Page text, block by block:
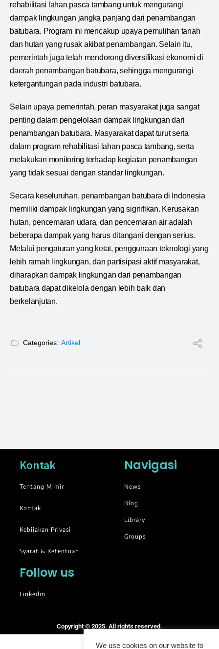
rehabilitasi lahan pasca tambang untuk mengurangi
dampak lingkungan jangka panjang dari penambangan
batubara. Program ini mencakup upaya pemulihan tanah
dan hutan yang rusak akibat penambangan. Selain itu,
pemerintah juga telah mendorong diversifikasi ekonomi di
daerah penambangan batubara, sehingga mengurangi
ketergantungan pada industri batubara.
Selain upaya pemerintah, peran masyarakat juga sangat
penting dalam pengelolaan dampak lingkungan dari
penambangan batubara. Masyarakat dapat turut serta
dalam program rehabilitasi lahan pasca tambang, serta
melakukan monitoring terhadap kegiatan penambangan
yang tidak sesuai dengan standar lingkungan.
Secara keseluruhan, penambangan batubara di Indonesia
memiliki dampak lingkungan yang signifikan. Kerusakan
hutan, pencemaran udara, dan pencemaran air adalah
beberapa dampak yang harus ditangani dengan serius.
Melalui pengaturan yang ketat, penggunaan teknologi yang
lebih ramah lingkungan, dan partisipasi aktif masyarakat,
diharapkan dampak lingkungan dari penambangan
batubara dapat dikelola dengan lebih baik dan
berkelanjutan.
Categories: Artikel
Kontak
Tentang Mimir
Kontak
Kebijakan Privasi
Syarat & Ketentuan
Navigasi
News
Blog
Library
Groups
Follow us
Linkedin
Copyright © 2025. All rights reserved.
We use cookies on our website to